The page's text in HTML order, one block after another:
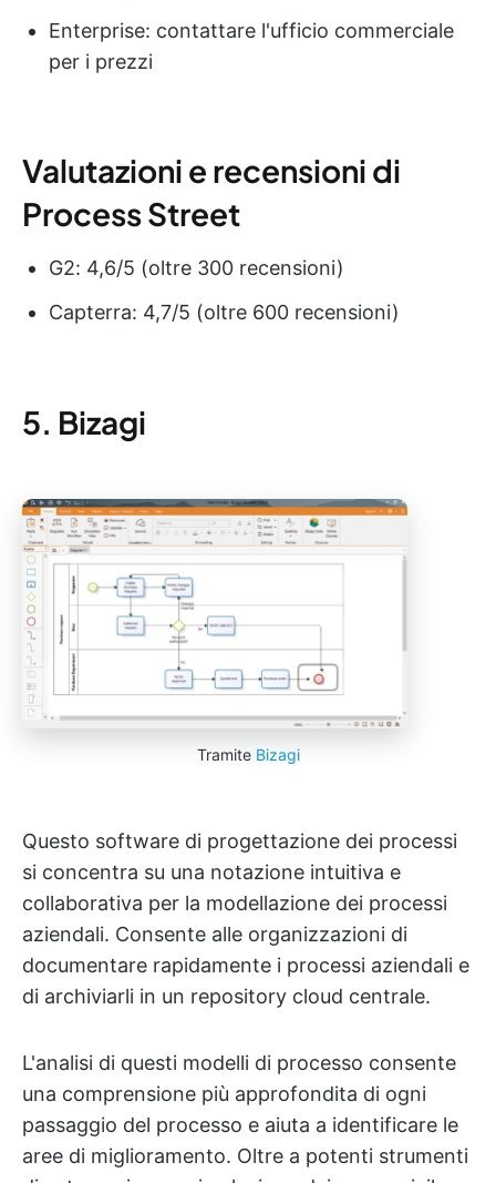
Enterprise: contattare l'ufficio commerciale
per i prezzi
Valutazioni e recensioni di
Process Street
G2: 4,6/5 (oltre 300 recensioni)
Capterra: 4,7/5 (oltre 600 recensioni)
5. Bizagi
Tramite Bizagi
Questo software di progettazione dei processi
si concentra su una notazione intuitiva e
collaborativa per la modellazione dei processi
aziendali. Consente alle organizzazioni di
documentare rapidamente i processi aziendali e
di archiviarli in un repository cloud centrale.
L'analisi di questi modelli di processo consente
una comprensione più approfondita di ogni
passaggio del processo e aiuta a identificare le
aree di miglioramento. Oltre a potenti strumenti